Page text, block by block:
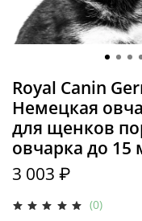
(0)
Royal Canin
Немецкая
для щенков
овчарка до 15
3 003 ₽